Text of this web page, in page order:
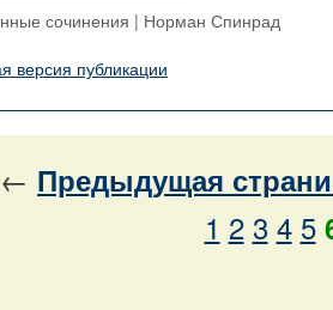
сочинения | Норман Спинрад
версия публикации
← Предыдущая
1 2 3 4 5